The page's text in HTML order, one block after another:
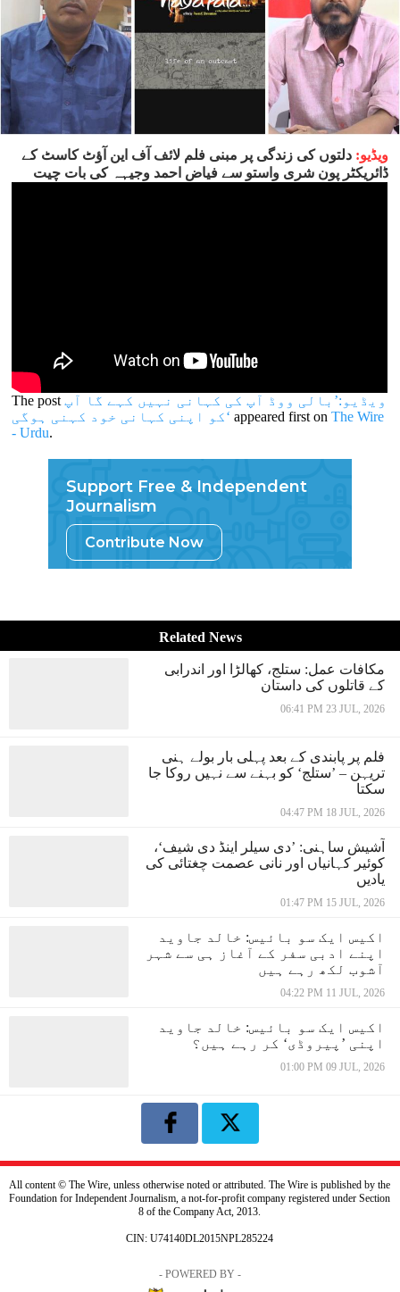
ویڈیو:دلتوں کی زندگی پر مبنی فلم لائف آف این آؤٹ کاسٹ کے
ڈائریکٹر پون شری واستو سے فیاض احمد وجیہہ کی بات چیت
The postویڈیو:’بالی ووڈ آپ کی کہانی نہیں کہے گا آپ
کو اپنی کہانی خود کہنی ہوگی‘ appeared first onThe Wire
- Urdu.
Support Free & Independent
Journalism
Contribute Now
Related News
مکافات عمل: ستلج، کھالڑا اور اندرابی
کے قاتلوں کی داستان
06:41 PM 23 JUL, 2026
فلم پر پابندی کے بعد پہلی بار بولے ہنی
تریہن – ’ستلج‘ کو بہنے سے نہیں روکا جا
سکتا
04:47 PM 18 JUL, 2026
آشیش ساہنی: ’دی سیلر اینڈ دی شیف‘،
کوئیر کہانیاں اور نانی عصمت چغتائی کی
یادیں
01:47 PM 15 JUL, 2026
اکیس ایک سو بائیس: خالد جاوید
اپنے ادبی سفر کے آغاز ہی سے شہر
آشوب لکھ رہے ہیں
04:22 PM 11 JUL, 2026
اکیس ایک سو بائیس: خالد جاوید
اپنی ’پیروڈی‘ کر رہے ہیں؟
01:00 PM 09 JUL, 2026
All content © The Wire, unless otherwise noted or attributed. The Wire is published by the
Foundation for Independent Journalism, a not-for-profit company registered under Section
8 of the Company Act, 2013.
CIN: U74140DL2015NPL285224
- POWERED BY -